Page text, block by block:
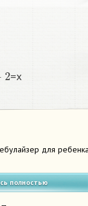
=x
для
полностью